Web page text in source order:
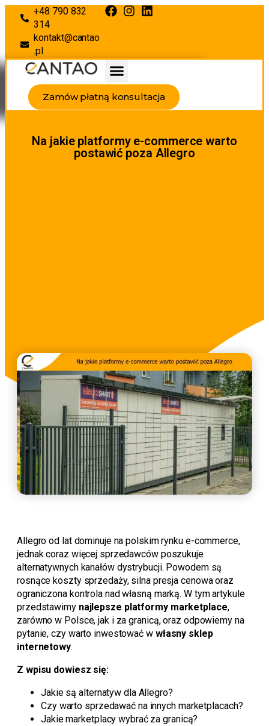
+48 790 832
314
kontakt@cantao
.pl
Zamów płatną konsultacja
Na jakie platformy e-commerce warto
postawić poza Allegro
Allegro od lat dominuje na polskim rynku e-commerce,
jednak coraz więcej sprzedawców poszukuje
alternatywnych kanałów dystrybucji. Powodem są
rosnące koszty sprzedaży, silna presja cenowa oraz
ograniczona kontrola nad własną marką. W tym artykule
przedstawimy najlepsze platformy marketplace,
zarówno w Polsce, jak i za granicą, oraz odpowiemy na
pytanie, czy warto inwestować w własny sklep
internetowy.
Z wpisu dowiesz się:
Jakie są alternatyw dla Allegro?
Czy warto sprzedawać na innych marketplacach?
Jakie marketplacy wybrać za granicą?